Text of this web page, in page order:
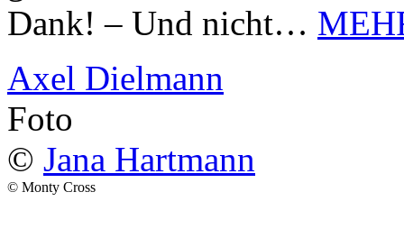
Dank! – Und nicht…
Axel Dielmann
Foto
© Jana Hartmann
© Monty Cross